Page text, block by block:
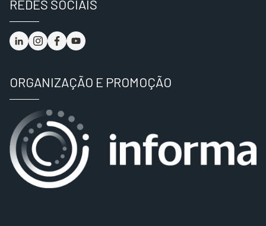
REDES SOCIAIS
ORGANIZAÇÃO E PROMOÇÃO